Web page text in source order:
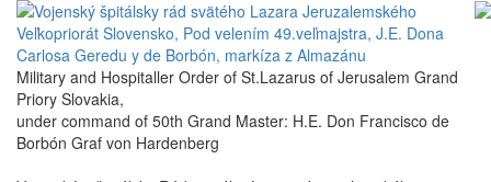
Military and Hospitaller Order of St.Lazarus of Jerusalem Grand
Priory Slovakia,
under command of 50th Grand Master: H.E. Don Francisco de
Borbón Graf von Hardenberg